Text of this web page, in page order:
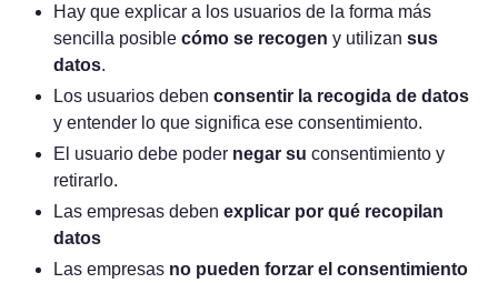
Hay que explicar a los usuarios de la forma más
sencilla posible cómo se recogen y utilizan sus
datos.
Los usuarios deben consentir la recogida de datos
y entender lo que significa ese consentimiento.
El usuario debe poder negar su consentimiento y
retirarlo.
Las empresas deben explicar por qué recopilan
datos
Las empresas no pueden forzar el consentimiento